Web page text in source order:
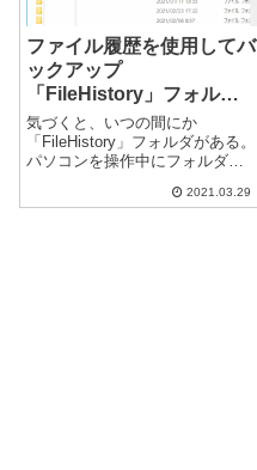
ファイル履歴を使用してバ
ックアップ
「FileHistory」フォルダ
について
気づくと、いつの間にか
「FileHistory」フォルダがある。
パソコンを操作中にフォルダを
「FileHistory」フォルダがありま
2021.03.29